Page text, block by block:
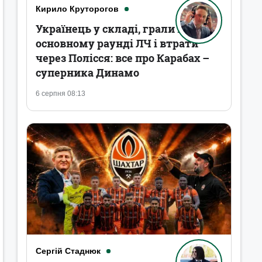
Кирило Круторогов
6 серпня 08:13
Українець у складі, грали в
основному раунді ЛЧ і втрати
через Полісся: все про Карабах –
суперника Динамо
Сергій Стаднюк